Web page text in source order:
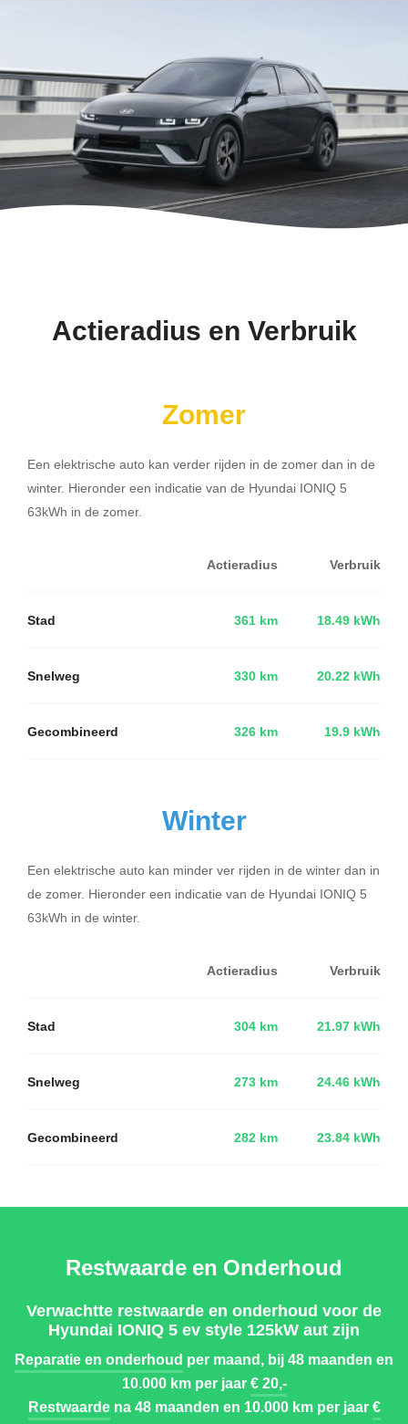
Actieradius en Verbruik
Zomer
Een elektrische auto kan verder rijden in de zomer dan in de
winter. Hieronder een indicatie van de Hyundai IONIQ 5
63kWh in de zomer.
Actieradius Verbruik
Stad 361 km 18.49 kWh
Snelweg 330 km 20.22 kWh
Gecombineerd 326 km 19.9 kWh
Winter
Een elektrische auto kan minder ver rijden in de winter dan in
de zomer. Hieronder een indicatie van de Hyundai IONIQ 5
63kWh in de winter.
Actieradius Verbruik
Stad 304 km 21.97 kWh
Snelweg 273 km 24.46 kWh
Gecombineerd 282 km 23.84 kWh
Restwaarde en Onderhoud
Verwachtte restwaarde en onderhoud voor de
Hyundai IONIQ 5 ev style 125kW aut zijn
Reparatie en onderhoud per maand, bij 48 maanden en
10.000 km per jaar€ 20,-
Restwaardena 48 maanden en 10.000 km per jaar€